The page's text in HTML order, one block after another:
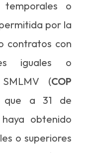
temporales o
por la
contratos con
iguales o
(COP
a 31 de
obtenido
o superiores